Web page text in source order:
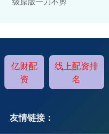
亿财配
资
线上配资排
名
友情链接：